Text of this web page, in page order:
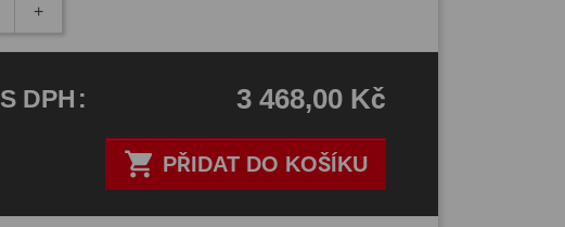
+
 PŘIDAT DO KOŠÍKU
S DPH: 3 468,00 Kč